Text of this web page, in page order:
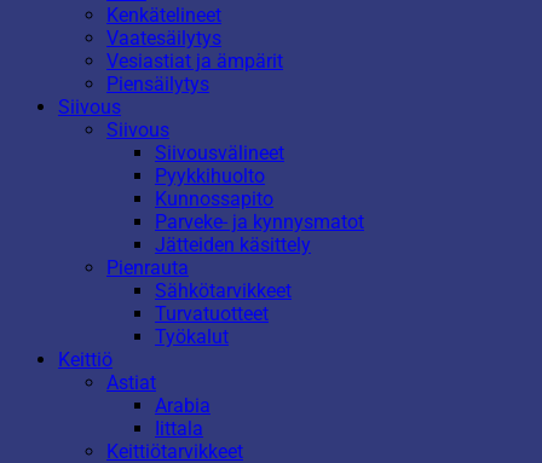
Kenkätelineet
Vaatesäilytys
Vesiastiat ja ämpärit
Piensäilytys
Siivous
Siivous
Siivousvälineet
Pyykkihuolto
Kunnossapito
Parveke- ja kynnysmatot
Jätteiden käsittely
Pienrauta
Sähkötarvikkeet
Turvatuotteet
Työkalut
Keittiö
Astiat
Arabia
Iittala
Keittiötarvikkeet